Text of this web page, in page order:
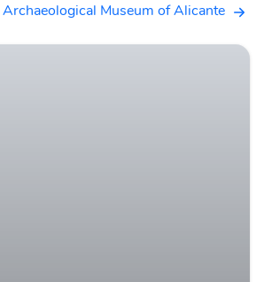
Museum of Alicante